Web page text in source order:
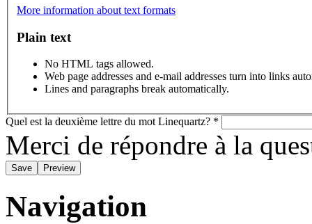
More information about text formats
Plain text
No HTML tags allowed.
Web page addresses and e-mail addresses turn into links
Lines and paragraphs break automatically.
Quel est la deuxième lettre du mot Linequartz? *
Merci de répondre à la
Navigation